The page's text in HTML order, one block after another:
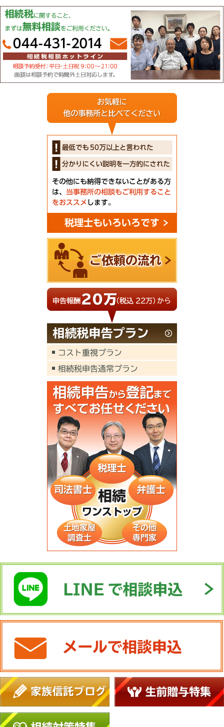
相続税に関すること、まずは無料相談をご利用ください。
相続税相談ホットライン：044-
Mail
面談は相談予約で時間外土日対応します。
お気軽に他の事務所と比べてください
最低でも50万以上と言われた
分かりにくい説明を一方的にされた
その他にも納得できないことがある方は、当事